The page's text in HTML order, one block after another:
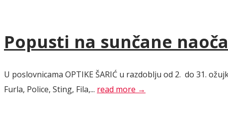
Popusti na sunčane
U poslovnicama OPTIKE ŠARIĆ u razdoblju od 2. do 31.
Furla, Police, Sting, Fila,... read more →